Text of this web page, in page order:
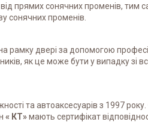
прямих сонячних променів,
сонячних променів.
рамку двері за допомогою
як це може бути у випадку
та автоаксесуарів з 1997
« КТ»мають сертифікат